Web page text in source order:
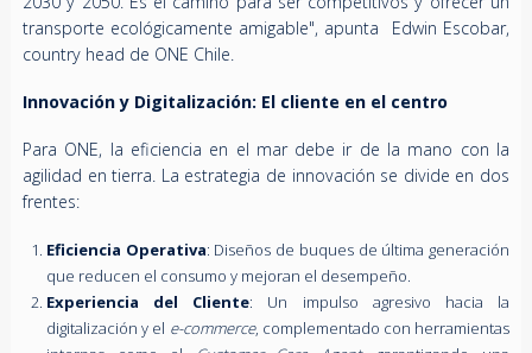
transporte ecológicamente amigable", apunta Edwin Escobar,
country head de ONE Chile.
Innovación y Digitalización: El cliente en el centro
Para ONE, la eficiencia en el mar debe ir de la mano con la
agilidad en tierra. La estrategia de innovación se divide en dos
frentes:
Eficiencia Operativa: Diseños de buques de última generación
que reducen el consumo y mejoran el desempeño.
Experiencia del Cliente: Un impulso agresivo hacia la
digitalización y el e-commerce, complementado con herramientas